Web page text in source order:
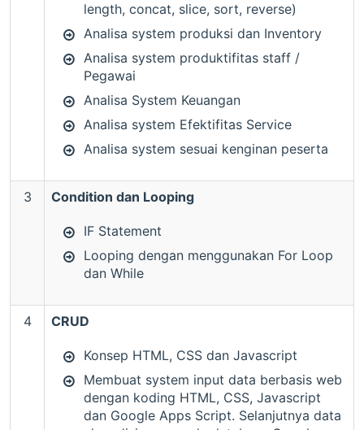
length, concat, slice, sort, reverse)
Analisa system produksi dan Inventory
Analisa system produktifitas staff /
Pegawai
Analisa System Keuangan
Analisa system Efektifitas Service
Analisa system sesuai kenginan peserta
3 Condition dan Looping
IF Statement
Looping dengan menggunakan For Loop
dan While
4 CRUD
Konsep HTML, CSS dan Javascript
Membuat system input data berbasis web
dengan koding HTML, CSS, Javascript
dan Google Apps Script. Selanjutnya data